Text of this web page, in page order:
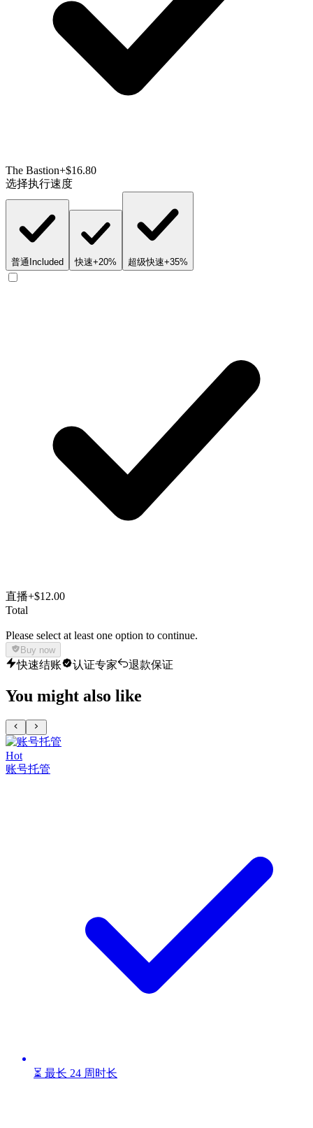
The Bastion+$16.80
选择执行速度
普通 Included 快速+20% 超级快速+35%
直播+$12.00
Total
Please select at least one option to continue.
Buy now
快速结账 认证专家 退款保证
You might also like
Hot
账号托管
⏳ 最长 24 周时长